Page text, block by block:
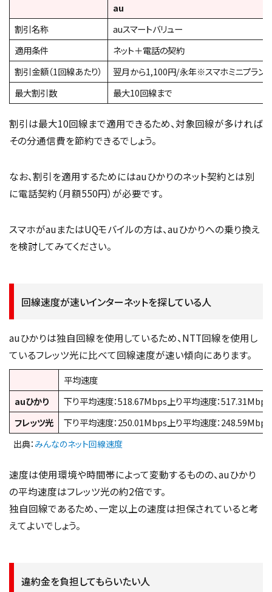
au
割引名称
auスマートバリュー
適用条件
ネット＋電話の契約
割引金額（1回線あたり）
翌月から1,100円/永年※スマホミニプラ
最大割引数
最大10回線まで
割引は最大10回線まで適用できるため、対象回線が多ければ
その分通信費を節約できるでしょう。
なお、割引を適用するためにはauひかりのネット契約とは別
に電話契約（月額550円）が必要です。
スマホがauまたはUQモバイルの方は、auひかりへの乗り換え
を検討してみてください。
回線速度が速いインターネットを探している人
auひかりは独自回線を使用しているため、NTT回線を使用し
ているフレッツ光に比べて回線速度が速い傾向にあります。
平均速度
auひかり
下り平均速度：518.67Mbps上り平均速度：517.31Mbps
フレッツ光
下り平均速度：250.01Mbps上り平均速度：248.59Mbps
出典： みんなのネット回線速度
速度は使用環境や時間帯によって変動するものの、auひかり
の平均速度はフレッツ光の約2倍です。
独自回線であるため、一定以上の速度は担保されていると考
えてよいでしょう。
違約金を負担してもらいたい人